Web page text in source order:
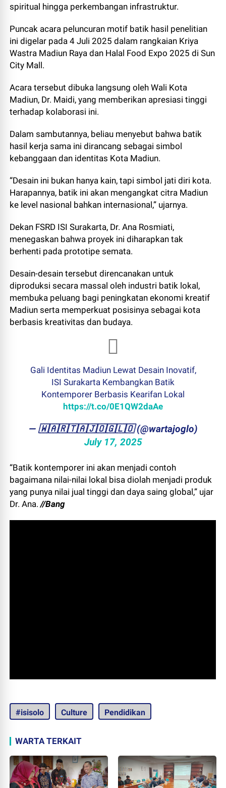
spiritual hingga perkembangan infrastruktur.
Puncak acara peluncuran motif batik hasil penelitian
ini digelar pada 4 Juli 2025 dalam rangkaian Kriya
Wastra Madiun Raya dan Halal Food Expo 2025 di Sun
City Mall.
Acara tersebut dibuka langsung oleh Wali Kota
Madiun, Dr. Maidi, yang memberikan apresiasi tinggi
terhadap kolaborasi ini.
Dalam sambutannya, beliau menyebut bahwa batik
hasil kerja sama ini dirancang sebagai simbol
kebanggaan dan identitas Kota Madiun.
“Desain ini bukan hanya kain, tapi simbol jati diri kota.
Harapannya, batik ini akan mengangkat citra Madiun
ke level nasional bahkan internasional,” ujarnya.
Dekan FSRD ISI Surakarta, Dr. Ana Rosmiati,
menegaskan bahwa proyek ini diharapkan tak
berhenti pada prototipe semata.
Desain-desain tersebut direncanakan untuk
diproduksi secara massal oleh industri batik lokal,
membuka peluang bagi peningkatan ekonomi kreatif
Madiun serta memperkuat posisinya sebagai kota
berbasis kreativitas dan budaya.
Gali Identitas Madiun Lewat Desain Inovatif,
ISI Surakarta Kembangkan Batik
Kontemporer Berbasis Kearifan Lokal
https://t.co/0E1QW2daAe
— ​🇼​​🇦​​🇷​​🇹​​🇦​​🇯​​🇴​​🇬​​🇱​​🇴 (@wartajoglo)
July 17, 2025
“Batik kontemporer ini akan menjadi contoh
bagaimana nilai-nilai lokal bisa diolah menjadi produk
yang punya nilai jual tinggi dan daya saing global,” ujar
Dr. Ana. //Bang
#isisolo Culture Pendidikan
WARTA TERKAIT